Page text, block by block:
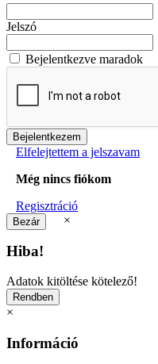
Jelszó
Bejelentkezve maradok
Elfelejtettem a jelszavam
Még nincs fiókom
Regisztráció
×
Hiba!
Adatok kitöltése kötelező!
×
Információ